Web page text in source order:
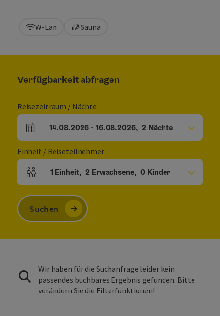
W-Lan Sauna
Verfügbarkeit abfragen
Reisezeitraum / Nächte
An- und Abreisefelder
14.08.2026- 16.08.2026, 2 Nächte
Einheit / Reiseteilnehmer
Einheitenanzahl und Personenfelder
1 Einheit, 2 Erwachsene, 0 Kinder
Suchen
Wir haben für die Suchanfrage leider kein
passendes buchbares Ergebnis gefunden. Bitte
verändern Sie die Filterfunktionen!